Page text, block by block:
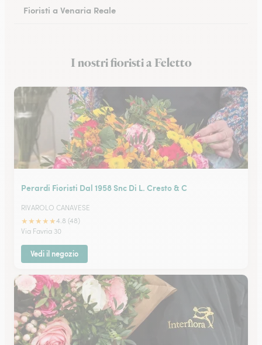
Fioristi a Venaria Reale
Fioristi a AlessandriaI nostri fioristi a Feletto
Perardi Fioristi Dal 1958 Snc Di L. Cresto & C
RIVAROLO CANAVESE
★★★★★4.8 (48)
Via Favria 30
Vedi il negozio